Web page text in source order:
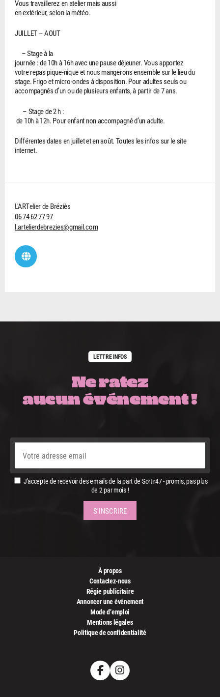
Vous travaillerez en atelier mais aussi
en extérieur, selon la météo.
JUILLET – AOUT
– Stage à la
journée : de 10h à 16h avec une pause déjeuner. Vous apportez
votre repas pique-nique et nous mangerons ensemble sur le lieu du
stage. Frigo et micro-ondes à disposition. Pour adultes seuls ou
accompagnés d’un ou de plusieurs enfants, à partir de 7 ans.
– Stage de 2 h :
de 10h à 12h. Pour enfant non accompagné d’un adulte.
Différentes dates en juillet et en août. Toutes les infos sur le site
internet.
L'ARTelier de Bréziès
06 74 62 77 97
l.artelierdebrezies@gmail.com
LETTRE INFOS
Ne ratez
aucun événement !
J'accepte de recevoir des emails de la part de Sortir47 - promis, pas plus
de 2 par mois !
À propos
Contactez-nous
Régie publicitaire
Annoncer une événement
Mode d’emploi
Mentions légales
Politique de confidentialité